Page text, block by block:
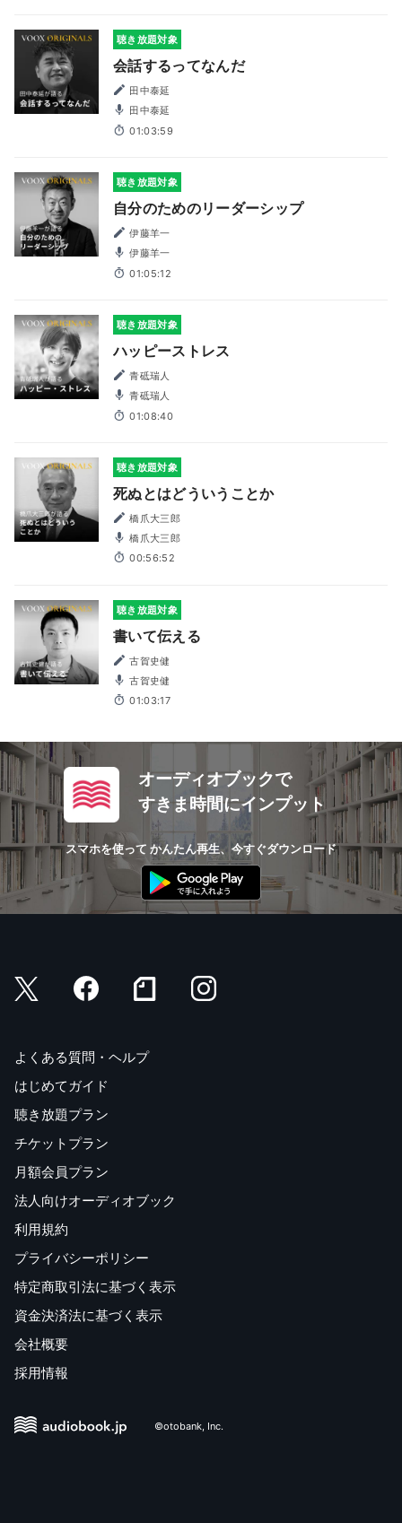
聴き放題対象
会話するってなんだ
田中泰延
田中泰延
01:03:59
聴き放題対象
自分のためのリーダーシップ
伊藤羊一
伊藤羊一
01:05:12
聴き放題対象
ハッピーストレス
青砥瑞人
青砥瑞人
01:08:40
聴き放題対象
死ぬとはどういうことか
橋爪大三郎
橋爪大三郎
00:56:52
聴き放題対象
書いて伝える
古賀史健
古賀史健
01:03:17
オーディオブックで
すきま時間にインプット
スマホを使って かんたん再生、今すぐダウンロード
よくある質問・ヘルプ
はじめてガイド
聴き放題プラン
チケットプラン
月額会員プラン
法人向けオーディオブック
利用規約
プライバシーポリシー
特定商取引法に基づく表示
資金決済法に基づく表示
会社概要
採用情報
©otobank, Inc.